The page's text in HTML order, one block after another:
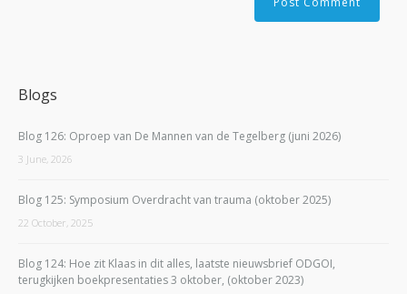
Blogs
Blog 126: Oproep van De Mannen van de Tegelberg (juni 2026)
3 June, 2026
Blog 125: Symposium Overdracht van trauma (oktober 2025)
22 October, 2025
Blog 124: Hoe zit Klaas in dit alles, laatste nieuwsbrief ODGOI,
terugkijken boekpresentaties 3 oktober, (oktober 2023)